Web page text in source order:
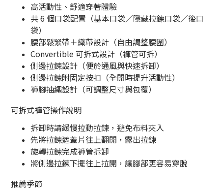
高活動性、舒適穿著體驗
共 6 個口袋配置（基本口袋／隱藏拉鍊口袋／後口
袋）
腰部鬆緊帶＋織帶設計（自由調整腰圍）
Convertible 可拆式設計（褲管可拆）
側邊拉鍊設計（便於通風與快速拆卸）
側邊拉鍊附固定按扣（全開時提升活動性）
褲腳抽繩設計（可調整尺寸與包覆）
可拆式褲管操作說明
拆卸時請緩慢拉動拉鍊，避免布料夾入
先將拉鍊遮蓋片往上翻開，露出拉鍊
旋轉拉鍊完成褲管拆卸
將側邊拉鍊下擺往上拉開，讓腳部更容易穿脫
推薦季節